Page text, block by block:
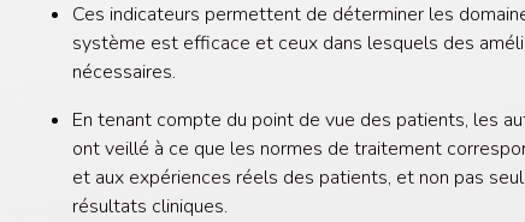
Ces indicateurs permettent de déterminer les
système est efficace et ceux dans lesquels des
nécessaires.
En tenant compte du point de vue des patients, les
ont veillé à ce que les normes de traitement
et aux expériences réels des patients, et non pas
résultats cliniques.